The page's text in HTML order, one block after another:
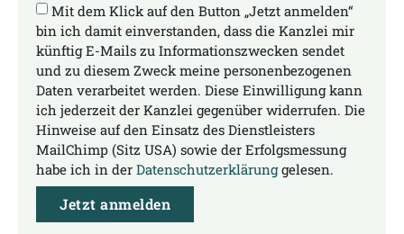
Mit dem Klick auf den Button „Jetzt anmelden“
bin ich damit einverstanden, dass die Kanzlei mir
künftig E-Mails zu Informationszwecken sendet
und zu diesem Zweck meine personenbezogenen
Daten verarbeitet werden. Diese Einwilligung kann
ich jederzeit der Kanzlei gegenüber widerrufen. Die
Hinweise auf den Einsatz des Dienstleisters
MailChimp (Sitz USA) sowie der Erfolgsmessung
habe ich in der Datenschutzerklärunggelesen.
Jetzt anmelden